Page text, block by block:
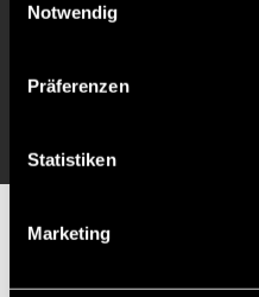
Notwendig
Präferenzen
Statistiken
Marketing
Partner